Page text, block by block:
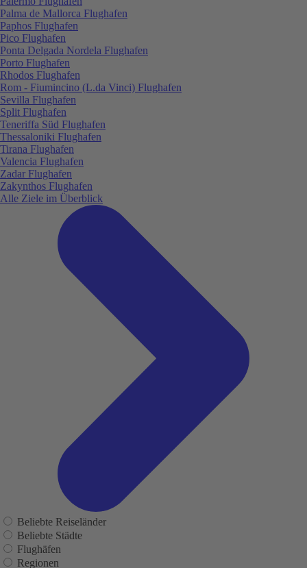
Palma de Mallorca Flughafen
Paphos Flughafen
Pico Flughafen
Ponta Delgada Nordela Flughafen
Porto Flughafen
Rhodos Flughafen
Rom - Fiumincino (L.da Vinci) Flughafen
Sevilla Flughafen
Split Flughafen
Teneriffa Süd Flughafen
Thessaloniki Flughafen
Tirana Flughafen
Valencia Flughafen
Zadar Flughafen
Zakynthos Flughafen
Alle Ziele im Überblick
Beliebte Reiseländer
Beliebte Städte
Flughäfen
Regionen